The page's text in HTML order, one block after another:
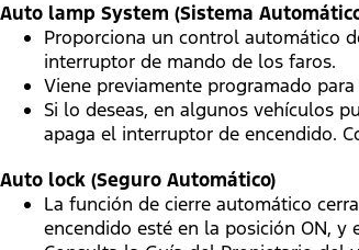
Auto lamp System (Sistema
Proporciona un control automático
interruptor de mando de los faros.
Viene previamente programado
Si lo deseas, en algunos vehículos
apaga el interruptor de encendido.
Auto lock (Seguro Automático)
La función de cierre automático
encendido esté en la posición ON, y